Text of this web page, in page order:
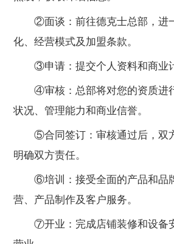
②面谈：前往德克士总部，进
化、经营模式及加盟条款。
③申请：提交个人资料和商业计
④审核：总部将对您的资质进
状况、管理能力和商业信誉。
⑤合同签订：审核通过后，双方
明确双方责任。
⑥培训：接受全面的产品和品
营、产品制作及客户服务。
⑦开业：完成店铺装修和设备